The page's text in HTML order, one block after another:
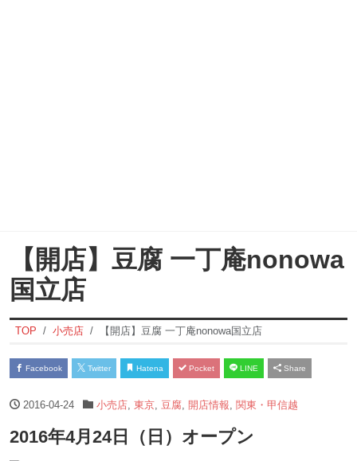
【開店】豆腐 一丁庵nonowa
国立店
TOP 小売店 【開店】豆腐 一丁庵nonowa国立店
Facebook Twitter Hatena Pocket LINE Share
2016-04-24 小売店, 東京, 豆腐, 開店情報 関東・甲信越
2016年4月24日（日）オープン